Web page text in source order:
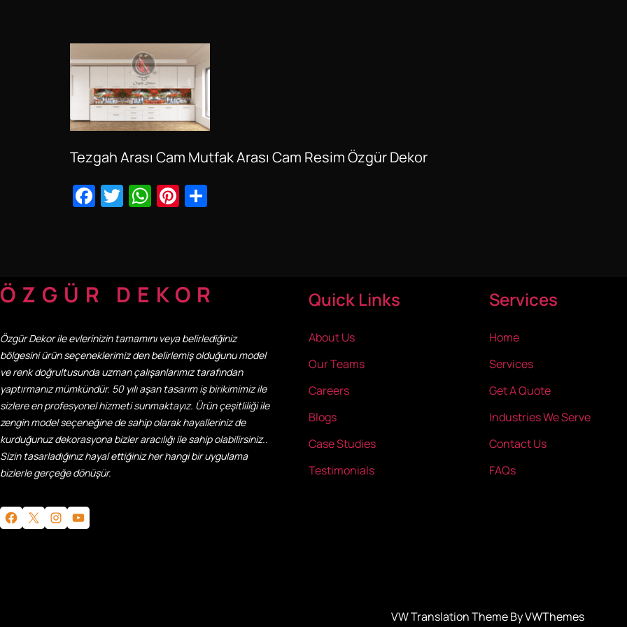
Tezgah Arası Cam Mutfak Arası Cam Resim Özgür Dekor
Facebook
Twitter
WhatsApp
Pinterest
ÖZGÜR DEKOR
Özgür Dekor ile evlerinizin tamamını veya belirlediğiniz
bölgesini ürün seçeneklerimiz den belirlemiş olduğunu model
ve renk doğrultusunda uzman çalışanlarımız tarafından
yaptırmanız mümkündür. 50 yılı aşan tasarım iş birikimimiz ile
sizlere en profesyonel hizmeti sunmaktayız. Ürün çeşitliliği ile
zengin model seçeneğine de sahip olarak hayalleriniz de
kurduğunuz dekorasyona bizler aracılığı ile sahip olabilirsiniz..
Sizin tasarladığınız hayal ettiğiniz her hangi bir uygulama
bizlerle gerçeğe dönüşür.
Facebook X Instagram YouTube
Quick Links
About Us
Our Teams
Careers
Blogs
Case Studies
Testimonials
Services
Home
Services
Get A Quote
Industries We Serve
Contact Us
FAQs
VW Translation Theme By VWThemes